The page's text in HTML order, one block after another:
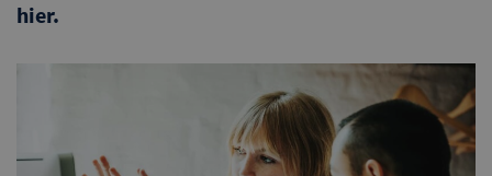
hier.